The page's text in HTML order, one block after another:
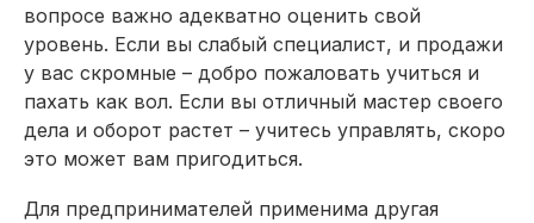
вопросе важно адекватно оценить свой
уровень. Если вы слабый специалист, и продажи
у вас скромные – добро пожаловать учиться и
пахать как вол. Если вы отличный мастер своего
дела и оборот растет – учитесь управлять, скоро
это может вам пригодиться.
Для предпринимателей применима другая